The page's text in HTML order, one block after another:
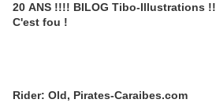
20 ANS !!!! BILOG Tibo-Illustrations !!
C'est fou !
Rider: Old, Pirates-Caraibes.com